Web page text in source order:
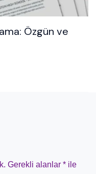
Özgün ve
Gerekli alanlar * ile